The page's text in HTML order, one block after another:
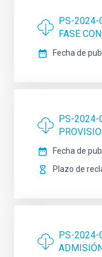
PS-2024-
FASE
Fecha de
PS-2024-
Fecha de
Plazo de
PS-2024-